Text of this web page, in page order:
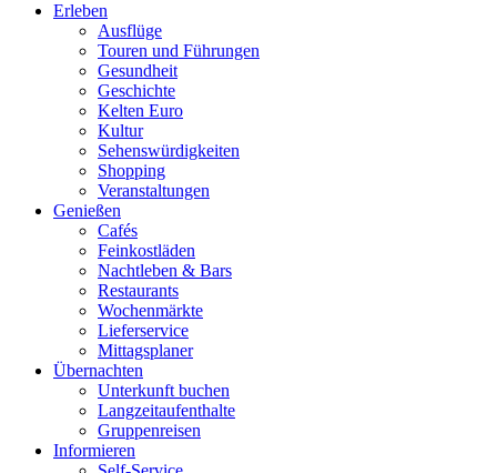
Erleben
Ausflüge
Touren und Führungen
Gesundheit
Geschichte
Kelten Euro
Kultur
Sehenswürdigkeiten
Shopping
Veranstaltungen
Genießen
Cafés
Feinkostläden
Nachtleben & Bars
Restaurants
Wochenmärkte
Lieferservice
Mittagsplaner
Übernachten
Unterkunft buchen
Langzeitaufenthalte
Gruppenreisen
Informieren